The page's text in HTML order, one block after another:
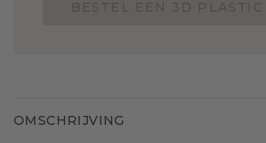
OMSCHRIJVING